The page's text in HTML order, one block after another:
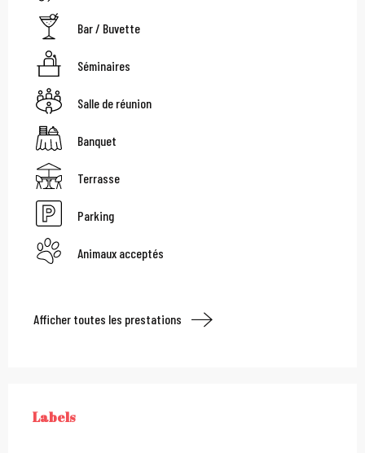
Bar / Buvette
Séminaires
Salle de réunion
Banquet
Terrasse
Parking
Animaux acceptés
Afficher toutes les prestations
Offres de prestations
LABELS
Labels